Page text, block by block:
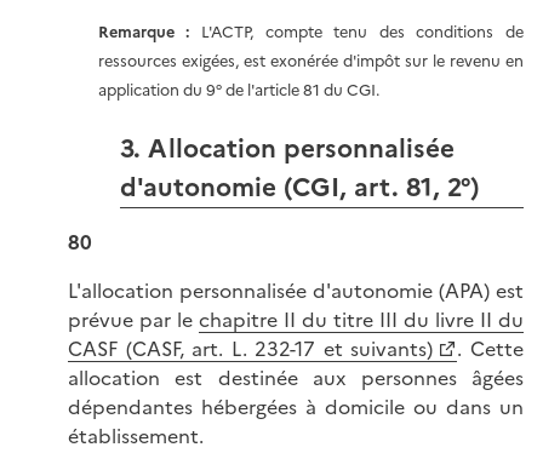
Remarque: L'ACTP, compte tenu des conditions de
ressources exigées, est exonérée d'impôt sur le revenu en
application du 9° de l'article 81 du CGI.
3. Allocation personnalisée
d'autonomie (CGI, art. 81, 2°)
80
L'allocation personnalisée d'autonomie (APA) est
prévue par le chapitre II du titre III du livre II du
CASF (CASF, art. L. 232-17 et suivants)
. Cette
allocation est destinée aux personnes âgées
dépendantes hébergées à domicile ou dans un
établissement.